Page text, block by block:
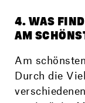
4. WAS
AM
Am
Durch die